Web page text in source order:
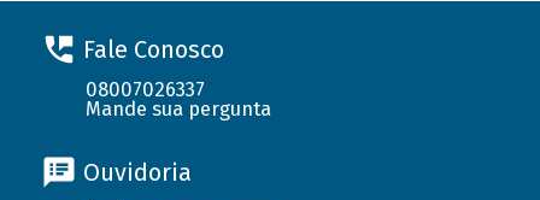
Fale Conosco
08007026337
Mande sua pergunta
Ouvidoria